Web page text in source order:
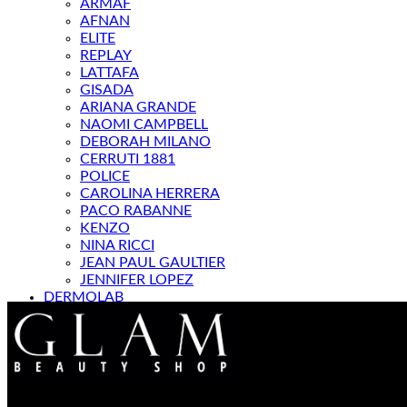
ARMAF
AFNAN
ELITE
REPLAY
LATTAFA
GISADA
ARIANA GRANDE
NAOMI CAMPBELL
DEBORAH MILANO
CERRUTI 1881
POLICE
CAROLINA HERRERA
PACO RABANNE
KENZO
NINA RICCI
JEAN PAUL GAULTIER
JENNIFER LOPEZ
DERMOLAB
МАГАЗИН